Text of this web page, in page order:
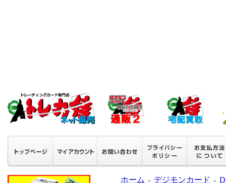
ホーム ＞ デジモンカード ＞